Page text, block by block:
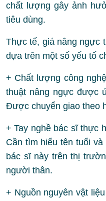
chất lượng gây ảnh
tiêu dùng.
Thực tế, giá nâng ngực
dựa trên một số yếu tố
+ Chất lượng công
thuật nâng ngực được
Được chuyển giao theo
+ Tay nghề bác sĩ thực
Cần tìm hiểu tên tuổi
bác sĩ này trên thị
người thân.
+ Nguồn nguyên vật